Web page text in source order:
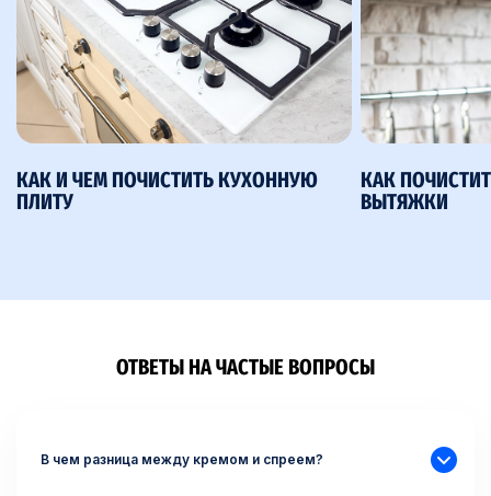
КАК И ЧЕМ ПОЧИСТИТЬ КУХОННУЮ
ПЛИТУ
КАК
ВЫТЯЖКИ
ОТВЕТЫ НА ЧАСТЫЕ ВОПРОСЫ
В чем разница между кремом и спреем?